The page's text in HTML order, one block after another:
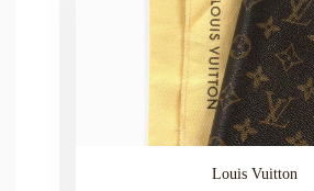
Louis Vuitton